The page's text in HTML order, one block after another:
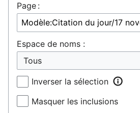
Page :
Espace de noms :
Inverser la sélection
Masquer les inclusions